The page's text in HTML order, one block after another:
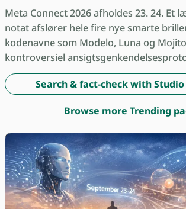
Meta Connect 2026 afholdes 23. 24. Et
notat afslører hele fire nye smarte
kodenavne som Modelo, Luna og
kontroversiel
Search & fact-check with
Browse more Trending